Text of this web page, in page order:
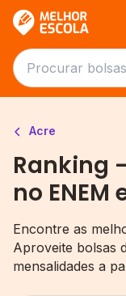
Acre
Ranking
no
Encontre as
Aproveite bolsas
mensalidades a